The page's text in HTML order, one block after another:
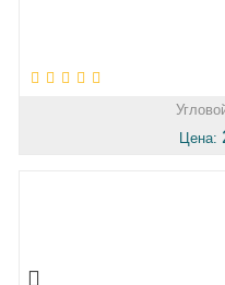
Цена: